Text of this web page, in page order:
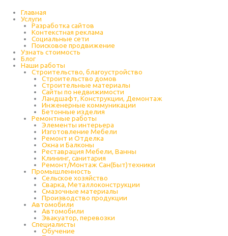
Главная
Услуги
Разработка сайтов
Контекстная реклама
Социальные сети
Поисковое продвижение
Узнать стоимость
Блог
Наши работы
Строительство, благоустройство
Строительство домов
Строительные материалы
Сайты по недвижимости
Ландшафт, Конструкции, Демонтаж
Инженерные коммуникации
Бетонные изделия
Ремонтные работы
Элементы интерьера
Изготовление Мебели
Ремонт и Отделка
Окна и Балконы
Реставрация Мебели, Ванны
Клининг, санитария
Ремонт/Монтаж Сан(Быт)техники
Промышленность
Cельское хозяйство
Сварка, Металлоконструкции
Cмазочные материалы
Производство продукции
Автомобили
Автомобили
Эвакуатор, перевозки
Специалисты
Обучение